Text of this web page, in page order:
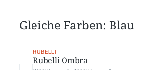
Gleiche Farben: Blau
RUBELLI
Rubelli Ombra